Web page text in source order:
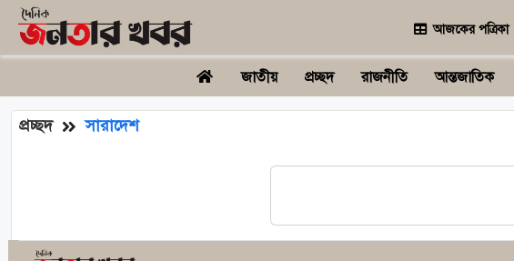
আজকের পত্রিকা
জাতীয় প্রচ্ছদ রাজনীতি আন্তজাতিক
প্রচ্ছদ সারাদেশ